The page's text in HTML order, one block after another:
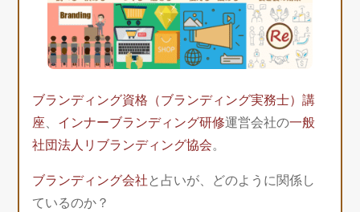
ブランディング資格（ブランディング実務士）講
座、 インナーブランディング研修運営会社の一般
社団法人リブランディング協会。
ブランディング会社 と占いが、どのように関係し
ているのか？